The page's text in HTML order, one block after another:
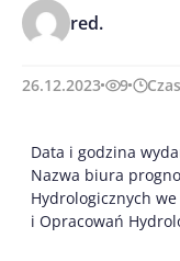
red.
26.12.2023 9
Data i godzina
Nazwa biura
Hydrologicznych we
i Opracowań